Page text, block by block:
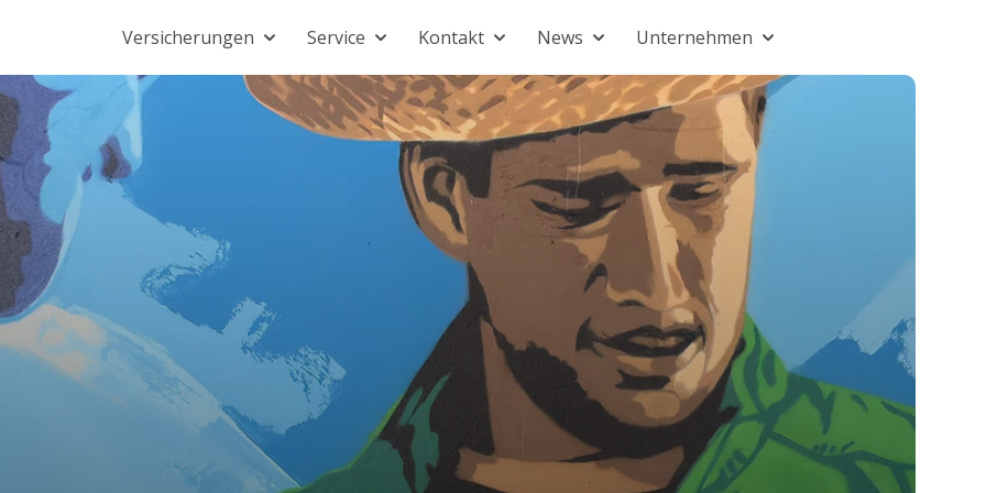
Versicherungen
Service Kontakt News Unternehmen